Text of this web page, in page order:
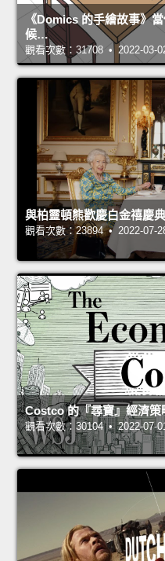
《Domics 的手繪故事》
候…
觀看次數：31708 • 2022-03-
與柏靈頓熊歡慶白金禧慶典
觀看次數：23894 • 2022-07-
Costco 的『尋寶』經濟策
觀看次數：30104 • 2022-07-